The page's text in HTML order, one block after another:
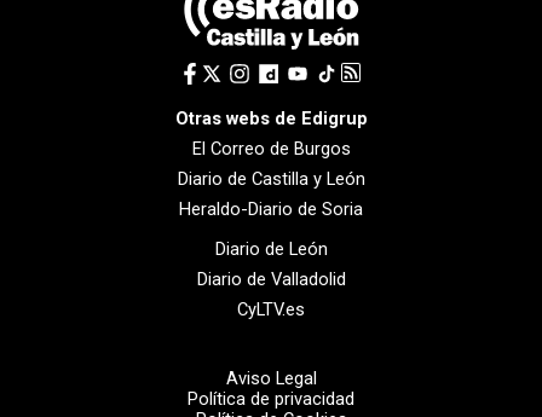
Otras webs de Edigrup
El Correo de Burgos
Diario de Castilla y León
Heraldo-Diario de Soria
Diario de León
Diario de Valladolid
CyLTV.es
Aviso Legal
Política de privacidad